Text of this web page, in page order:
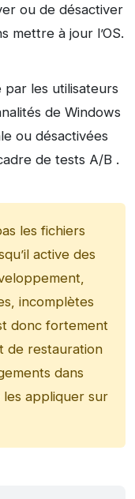
ou de désactiver
mettre à jour l’OS.
par les utilisateurs
de Windows
ou désactivées
de tests A/B .
les fichiers
active des
incomplètes
donc fortement
de restauration
dans
les appliquer sur